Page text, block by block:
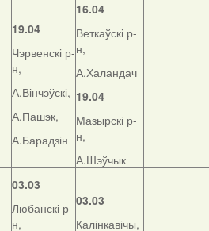
19.04
Чэрвенскі р-
н,
А.Вінчэўскі,
А.Пашэк,
А.Барадзін
16.04
Веткаўскі р-
н,
А.Халандач
19.04
Мазырскі р-
н,
А.Шэўчык
03.03
Любанскі р-
н,
03.03
Калінкавічы,